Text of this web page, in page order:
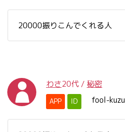
20000振りこんでくれる人
わさ20代 / 秘密
APP ID fool-kuzu